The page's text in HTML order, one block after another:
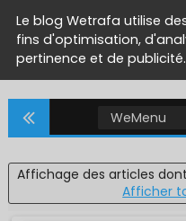
Affichage des articles
Afficher
Le blog Wetrafa utilise
fins d'optimisation,
pertinence et de publicité.